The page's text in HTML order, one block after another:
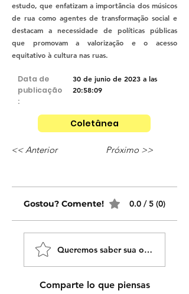
estudo, que enfatizam a importância dos músicos
de rua como agentes de transformação social e
destacam a necessidade de políticas públicas
que promovam a valorização e o acesso
equitativo à cultura nas ruas.
Data de
publicação
:
30 de junio de 2023 a las
20:58:09
Coletânea
<< Anterior Próximo >>
Gostou? Comente! 0.0 / 5 (0)
Queremos saber sua opinião
Comparte lo que piensas